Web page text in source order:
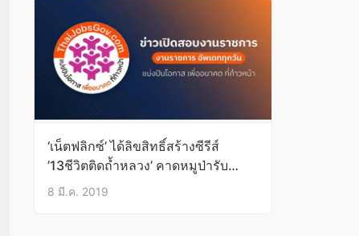
‘เน็ตฟลิกซ์’ ได้ลิขสิทธิ์สร้างซีรีส์
’13ชีวิตติดถ้ำหลวง’ คาดหมูป่ารับ
ค่าตัวคนละ 2-3 ล้าน
8 มี.ค. 2019